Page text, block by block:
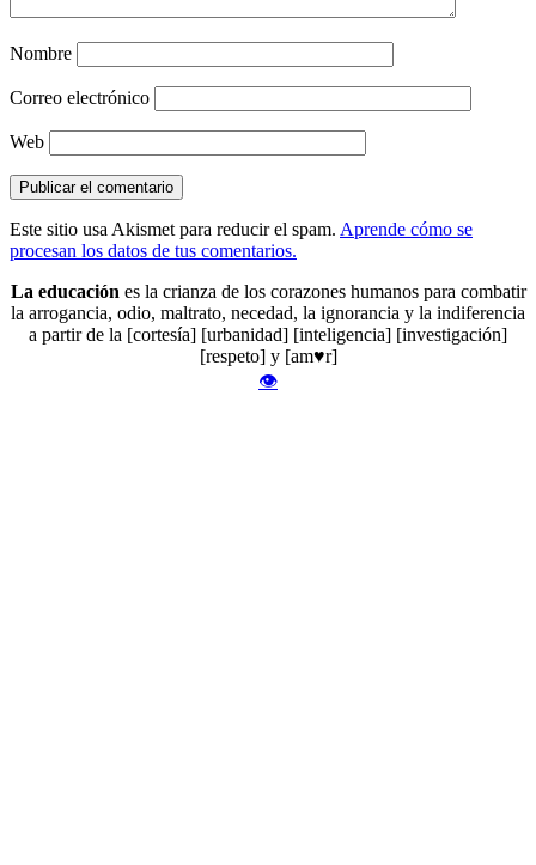
Nombre
Correo electrónico
Web
Este sitio usa Akismet para reducir el spam. Aprende cómo se
procesan los datos de tus comentarios.
La educaciónes la crianza de los corazones humanos para combatir
la arrogancia, odio, maltrato, necedad, la ignorancia y la indiferencia
a partir de la [cortesía] [urbanidad] [inteligencia] [investigación]
[respeto] y [am♥r]
👁